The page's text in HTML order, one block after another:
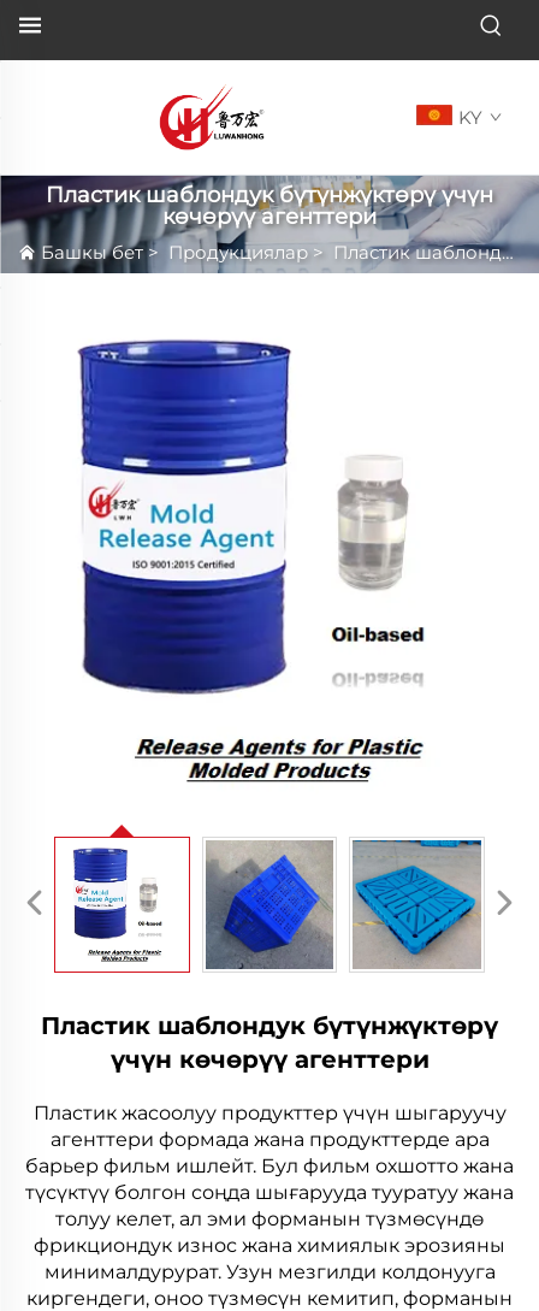
KY
Пластик шаблондук бүтүнжүктөрү үчүн
көчөрүү агенттери
Башкы бет > Продукциялар > Пластик шаблондук бүтүнжүктөрү үчүн көчөрүү агенттери
Пластик шаблондук бүтүнжүктөрү
үчүн көчөрүү агенттери
Пластик жасоолуу продукттер үчүн шыгаруучу
агенттери формада жана продукттерде ара
барьер фильм ишлейт. Бул фильм охшотто жана
түсүктүү болгон соңда шығарууда тууратуу жана
толуу келет, ал эми форманын түзмөсүндө
фрикциондук износ жана химиялык эрозияны
минималдурурат. Узун мезгилди колдонууга
киргендеги, оноо түзмөсүн кемитип, форманын